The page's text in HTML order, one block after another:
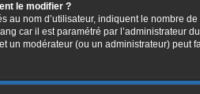
le modifier ?
au nom d’utilisateur, indiquent le nombre
car il est paramétré par
un modérateur (ou un administrateur) peut